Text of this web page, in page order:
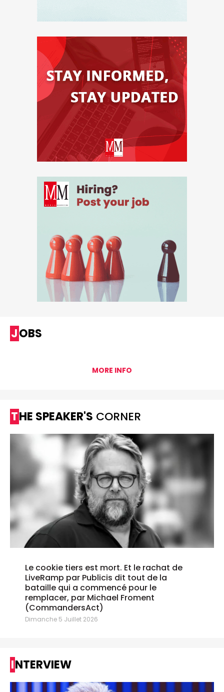
JOBS
MORE INFO
THE SPEAKER'S CORNER
Le cookie tiers est mort. Et le rachat de
LiveRamp par Publicis dit tout de la
bataille qui a commencé pour le
remplacer, par Michael Froment
(CommandersAct)
Dimanche 5 Juillet 2026
INTERVIEW